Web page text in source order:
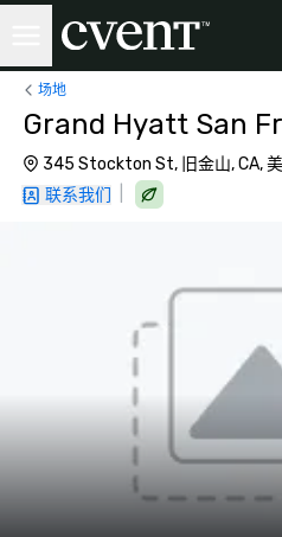
场地
Grand Hyatt San
345 Stockton St, 旧金山, CA,
联系我们